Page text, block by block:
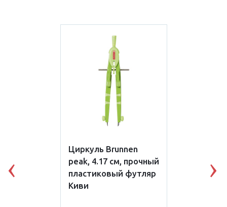
Циркуль Brunnen
peak, 4.17 см, прочный
пластиковый футляр
Киви